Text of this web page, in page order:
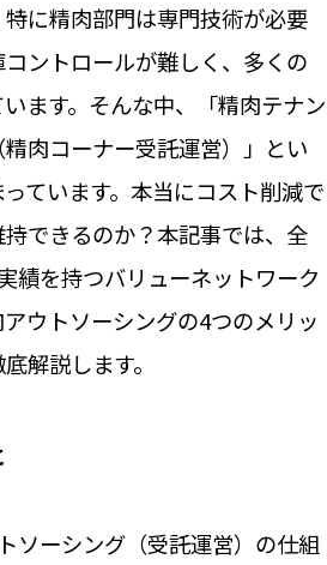
に精肉部門は専門技術が必要
ントロールが難しく、多くの
ます。そんな中、「精肉テナン
肉コーナー受託運営）」とい
ています。本当にコスト削減で
できるのか？本記事では、全
績を持つバリューネットワーク
ウトソーシングの4つのメリッ
解説します。
ソーシング（受託運営）の仕組